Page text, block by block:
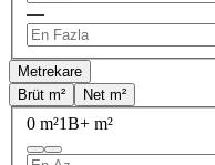
—
Metrekare
Brüt m²
Net m²
0 m²1B+ m²